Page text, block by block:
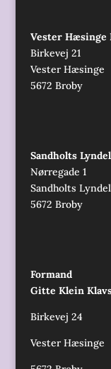
Vester Hæsinge
Birkevej 21
Vester Hæsinge
5672 Broby
Sandholts
Nørregade 1
Sandholts
5672 Broby
Formand
Gitte Klein
Birkevej 24
Vester Hæsinge